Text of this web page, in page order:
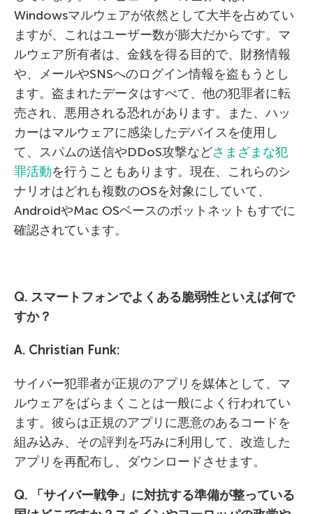
Windowsマルウェアが依然として大半を占めてい
ますが、これはユーザー数が膨大だからです。マ
ルウェア所有者は、金銭を得る目的で、財務情報
や、メールやSNSへのログイン情報を盗もうとし
ます。盗まれたデータはすべて、他の犯罪者に転
売され、悪用される恐れがあります。また、ハッ
カーはマルウェアに感染したデバイスを使用し
て、スパムの送信やDDoS攻撃などさまざまな犯
罪活動を行うこともあります。現在、これらのシ
ナリオはどれも複数のOSを対象にしていて、
AndroidやMac OSベースのボットネットもすでに
確認されています。
Q. スマートフォンでよくある脆弱性といえば何で
すか？
A. Christian Funk:
サイバー犯罪者が正規のアプリを媒体として、マ
ルウェアをばらまくことは一般によく行われてい
ます。彼らは正規のアプリに悪意のあるコードを
組み込み、その評判を巧みに利用して、改造した
アプリを再配布し、ダウンロードさせます。
Q. 「サイバー戦争」に対抗する準備が整っている